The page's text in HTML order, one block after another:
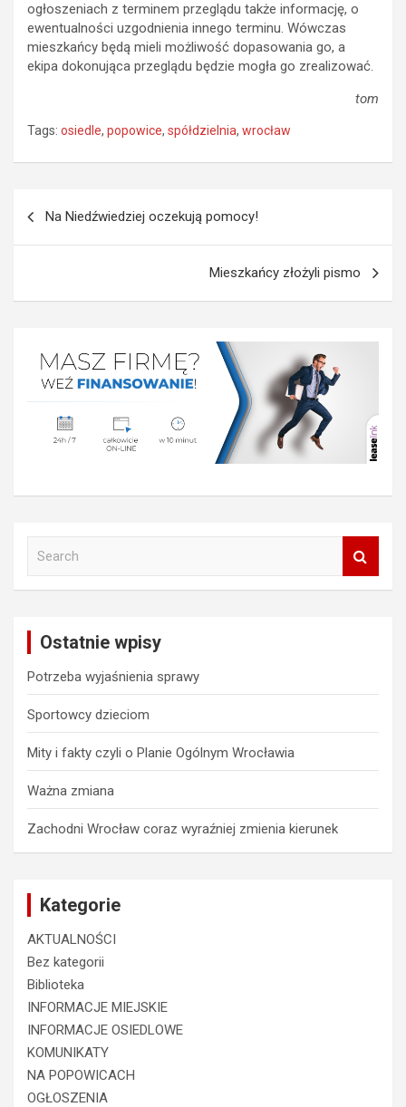
ogłoszeniach z terminem przeglądu także informację, o
ewentualności uzgodnienia innego terminu. Wówczas
mieszkańcy będą mieli możliwość dopasowania go, a
ekipa dokonująca przeglądu będzie mogła go zrealizować.
tom
Tags: osiedle, popowice, spółdzielnia, wrocław
Na Niedźwiedziej oczekują pomocy!
Mieszkańcy złożyli pismo
Ostatnie wpisy
Potrzeba wyjaśnienia sprawy
Sportowcy dzieciom
Mity i fakty czyli o Planie Ogólnym Wrocławia
Ważna zmiana
Zachodni Wrocław coraz wyraźniej zmienia kierunek
Kategorie
AKTUALNOŚCI
Bez kategorii
Biblioteka
INFORMACJE MIEJSKIE
INFORMACJE OSIEDLOWE
KOMUNIKATY
NA POPOWICACH
OGŁOSZENIA